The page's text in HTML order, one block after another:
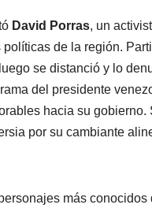
David Porras, un
de la región.
se distanció y lo
del presidente
hacia su
por su cambiante
más